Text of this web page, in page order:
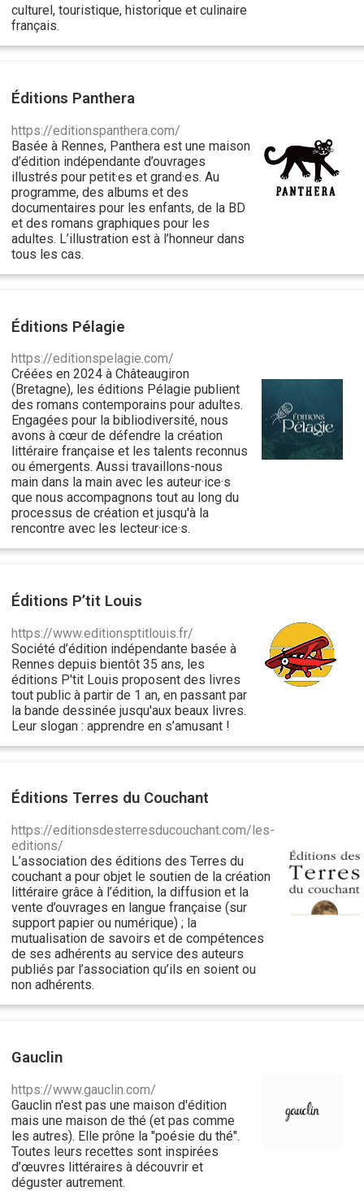
culturel, touristique, historique et culinaire
français.
Éditions Panthera
https://editionspanthera.com/
Basée à Rennes, Panthera est une maison
d’édition indépendante d’ouvrages
illustrés pour petit·es et grand·es. Au
programme, des albums et des
documentaires pour les enfants, de la BD
et des romans graphiques pour les
adultes. L’illustration est à l’honneur dans
tous les cas.
Éditions Pélagie
https://editionspelagie.com/
Créées en 2024 à Châteaugiron
(Bretagne), les éditions Pélagie publient
des romans contemporains pour adultes.
Engagées pour la bibliodiversité, nous
avons à cœur de défendre la création
littéraire française et les talents reconnus
ou émergents. Aussi travaillons-nous
main dans la main avec les auteur·ice·s
que nous accompagnons tout au long du
processus de création et jusqu'à la
rencontre avec les lecteur·ice·s.
Éditions P’tit Louis
https://www.editionsptitlouis.fr/
Société d’édition indépendante basée à
Rennes depuis bientôt 35 ans, les
éditions P'tit Louis proposent des livres
tout public à partir de 1 an, en passant par
la bande dessinée jusqu'aux beaux livres.
Leur slogan : apprendre en s’amusant !
Éditions Terres du Couchant
https://editionsdesterresducouchant.com/les-
editions/
L’association des éditions des Terres du
couchant a pour objet le soutien de la création
littéraire grâce à l’édition, la diffusion et la
vente d’ouvrages en langue française (sur
support papier ou numérique) ; la
mutualisation de savoirs et de compétences
de ses adhérents au service des auteurs
publiés par l’association qu’ils en soient ou
non adhérents.
Gauclin
https://www.gauclin.com/
Gauclin n'est pas une maison d'édition
mais une maison de thé (et pas comme
les autres). Elle prône la "poésie du thé".
Toutes leurs recettes sont inspirées
d’œuvres littéraires à découvrir et
déguster autrement.